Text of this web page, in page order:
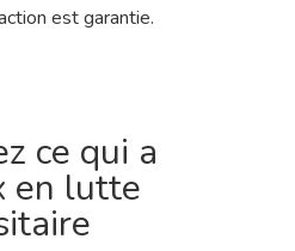
est garantie.
ce qui a
en lutte